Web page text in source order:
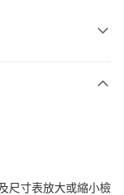
尺寸表放大或縮小檢